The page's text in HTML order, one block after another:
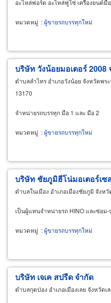
อะไหล่ฟอร์ด อะไหล่ฟูโซ่ เครื่องยนต์
หมวดหมู่ :ผู้ขายรถบรรทุกใหม่
บริษัท วังน้อยมอเตอร์ 2008
ตำบลลำไทร อำเภอวังน้อย จังหวัดพร
13170
จำหน่ายรถบรรทุก มือ 1 และ มือ 2
หมวดหมู่ :ผู้ขายรถบรรทุกใหม่
บริษัท ชัยภูมิฮีโน่มอเตอร์เซ
ตำบลในเมือง อำเภอเมืองชัยภูมิ จังห
เป็นผู้แทนจำหน่ายรถ HINO และซ่อม-
หมวดหมู่ :ผู้ขายรถบรรทุกใหม่
บริษัท เจเค สปรีด จำกัด
ตำบลกุดป่อง อำเภอเมืองเลย จังหวัดเ